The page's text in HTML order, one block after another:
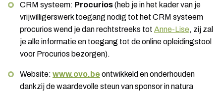
CRM systeem: Procurios(heb je in het kader van je
vrijwilligerswerk toegang nodig tot het CRM systeem
procurios wend je dan rechtstreeks tot Anne-Lise, zij zal
je alle informatie en toegang tot de online opleidingstool
voor Procurios bezorgen).
Website: www.ovo.be ontwikkeld en onderhouden
dankzij de waardevolle steun van sponsor in natura